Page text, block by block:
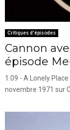
Critiques d'épisodes
Cannon
épisode
1.09 - A Lonely
novembre 1971 sur